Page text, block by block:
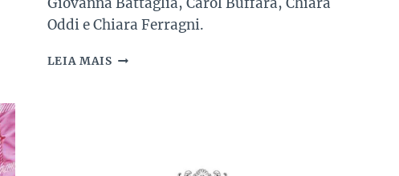
Oddi e Chiara Ferragni.
LEIA MAIS CONHEÇA